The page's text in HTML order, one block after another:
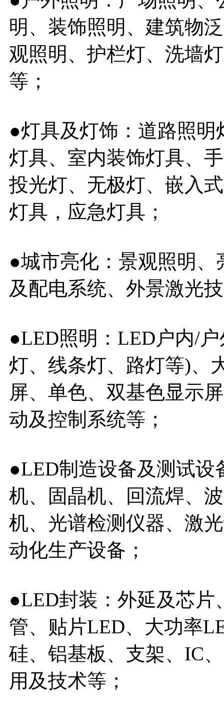
明、装饰照明、建筑物
观照明、护栏灯、洗墙
等；
●灯具及灯饰：道路照
灯具、室内装饰灯具、
投光灯、无极灯、嵌入
灯具，应急灯具；
●城市亮化：景观照明
及配电系统、外景激光
●LED照明：LED户内/
灯、线条灯、路灯等)、
屏、单色、双基色显示
动及控制系统等；
●LED制造设备及测试
机、固晶机、回流焊、
机、光谱检测仪器、激
动化生产设备；
●LED封装：外延及芯
管、贴片LED、大功率
硅、铝基板、支架、IC
用及技术等；